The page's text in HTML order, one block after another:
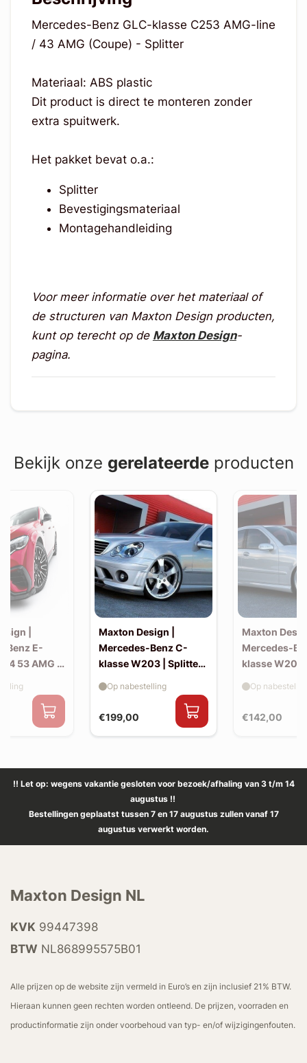
Mercedes-Benz GLC-klasse C253 AMG-line
/ 43 AMG (Coupe) - Splitter
Materiaal: ABS plastic
Dit product is direct te monteren zonder
extra spuitwerk.
Het pakket bevat o.a.:
Splitter
Bevestigingsmateriaal
Montagehandleiding
Voor meer informatie over het materiaal of
de structuren van Maxton Design producten,
kunt op terecht op de Maxton Design-
pagina.
Bekijk onze gerelateerdeproducten
|
Benz E-
53 AMG |
Maxton Design |
Mercedes-Benz C-
klasse W203 | Splitter
bumper)
€199,00
Op nabestelling
Maxton
Mercedes-
klasse W203
€142,00
Op
!! Let op: wegens vakantie gesloten voor bezoek/afhaling van 3 t/m 14
augustus !!
Bestellingen geplaatst tussen 7 en 17 augustus zullen vanaf 17
augustus verwerkt worden.
Maxton Design NL
KVK 99447398
BTW NL868995575B01
Alle prijzen op de website zijn vermeld in Euro’s en zijn inclusief 21% BTW.
Hieraan kunnen geen rechten worden ontleend. De prijzen, voorraden en
productinformatie zijn onder voorbehoud van typ- en/of wijzigingenfouten.